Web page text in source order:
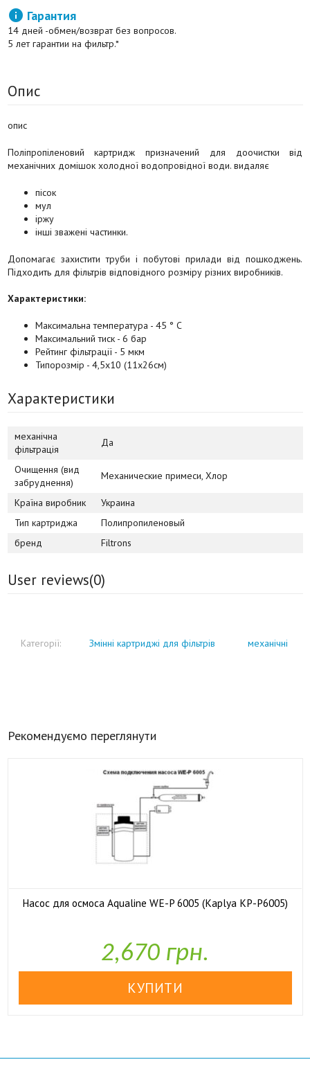
 Гарантия
14 дней -обмен/возврат без вопросов.
5 лет гарантии на фильтр.*
Опис
опис
Поліпропіленовий картридж призначений для доочистки від
механічних домішок холодної водопровідної води. видаляє
пісок
мул
іржу
інші зважені частинки.
Допомагає захистити труби і побутові прилади від пошкоджень.
Підходить для фільтрів відповідного розміру різних виробників.
Характеристики:
Максимальна температура - 45 ° С
Максимальний тиск - 6 бар
Рейтинг фільтрації - 5 мкм
Типорозмір - 4,5х10 (11х26см)
Характеристики
механічна
фільтрація
Да
Очищення (вид
забруднення)
Механические примеси, Хлор
Країна виробник
Украина
Тип картриджа
Полипропиленовый
бренд
Filtrons
User reviews(0)
Категорії: Змінні картриджі для фільтрів механічні
Рекомендуємо переглянути
Насос для осмоса Aqualine WE-P 6005 (Kaplya KP-P6005)
2,670 грн.